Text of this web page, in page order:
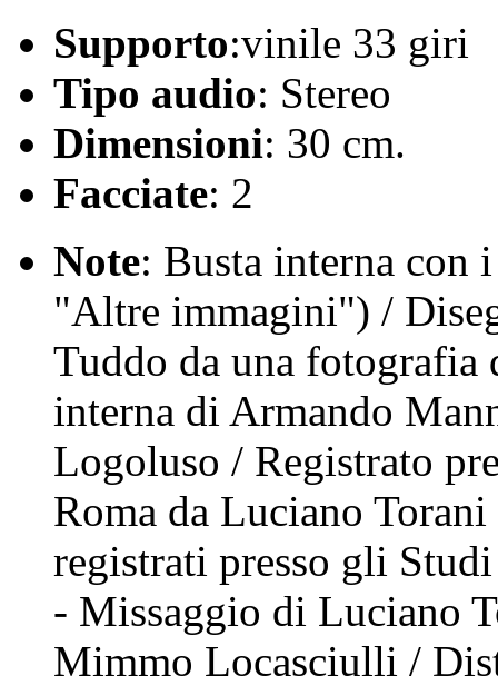
Supporto:vinile 33 giri
Tipo audio: Stereo
Dimensioni: 30 cm.
Facciate: 2
Note: Busta interna con
"Altre immagini") /
Tuddo da una
interna di Armando
Logoluso / Registrato
Roma da Luciano
registrati presso gli
- Missaggio di Luciano
Mimmo Locasciulli /